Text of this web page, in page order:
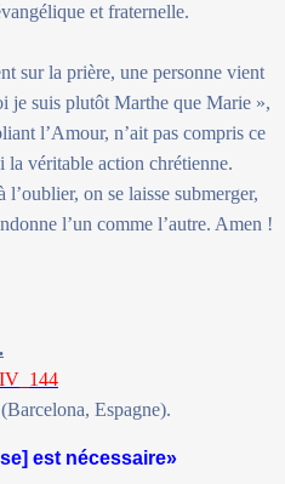
et fraternelle.
sur la prière, une personne vient
je suis plutôt Marthe que Marie »,
l’Amour, n’ait pas compris ce
la véritable action chrétienne.
l’oublier, on se laisse submerger,
l’un comme l’autre. Amen !
Espagne).
est nécessaire»